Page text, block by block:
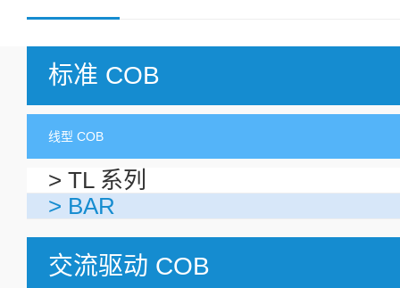
标准 COB
线型 COB
> TL 系列
> BAR
交流驱动 COB